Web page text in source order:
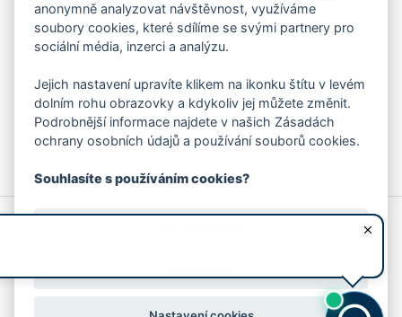
Aplikace Mobilní rozhlas
Chcete dostávat do svého mobilu či mailu upozornění na
ankety, pozvánky na kulturní a sportovní akce?
Více informací o aplikaci
© 2026 Magistrát města Zlína
Prohlášení o používání cookies
anonymně analyzovat návštěvnost, využíváme
soubory cookies, které sdílíme se svými partnery pro
sociální média, inzerci a analýzu.
Jejich nastavení upravíte klikem na ikonku štítu v levém
dolním rohu obrazovky a kdykoliv jej můžete změnit.
Podrobnější informace najdete v našich Zásadách
ochrany osobních údajů a používání souborů cookies.
Souhlasíte s používáním cookies?